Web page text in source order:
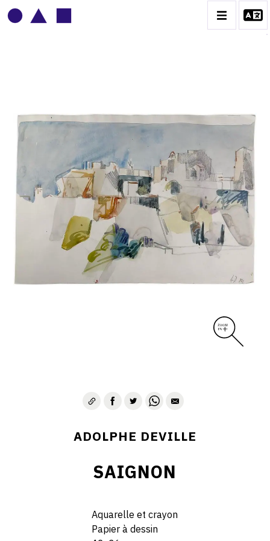
ADOLPHE DEVILLE
BIOGRAPHIE
CATALOGUE DES OEUVRES
CONTACT
ADOLPHE DEVILLE
SAIGNON
Aquarelle et crayon
Papier à dessin